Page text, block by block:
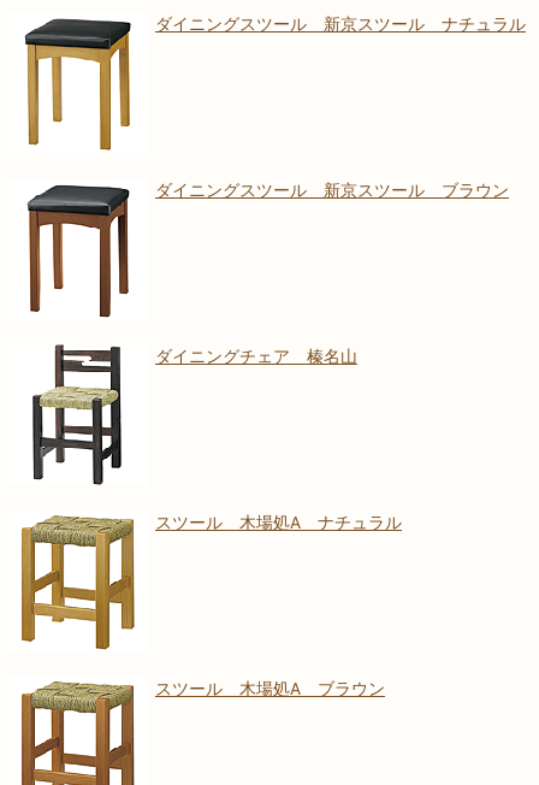
ダイニングスツール 新京スツール ナチュラル
ダイニングスツール 新京スツール ブラウン
ダイニングチェア 榛名山
スツール 木場処A ナチュラル
スツール 木場処A ブラウン